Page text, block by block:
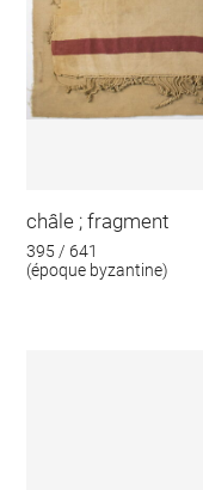
châle ; fragment
395 / 641
(époque byzantine)